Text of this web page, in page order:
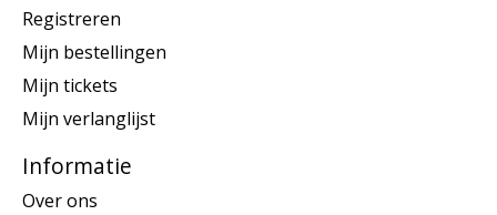
Registreren
Mijn bestellingen
Mijn tickets
Mijn verlanglijst
Informatie
Over ons